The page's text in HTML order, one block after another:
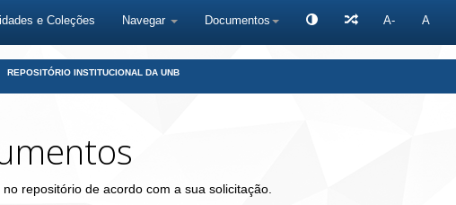
e Coleções Navegar Documentos A- A
REPOSITÓRIO INSTITUCIONAL DA UNB
repositório de acordo com a sua solicitação.